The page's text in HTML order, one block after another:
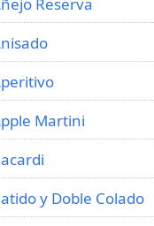
Martini
y Doble Colado